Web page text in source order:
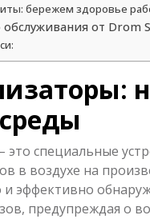
бережем здоровье
от Drom
это специальные
в воздухе на
эффективно
предупреждая о